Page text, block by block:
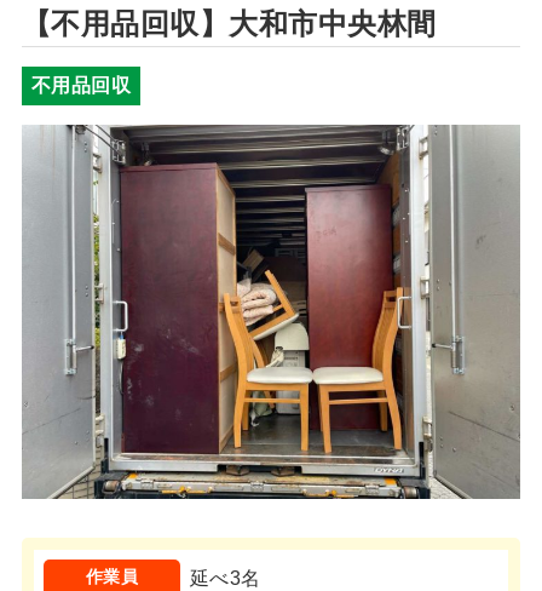
【不用品回収】大和市中央林間
不用品回収
作業員 延べ3名